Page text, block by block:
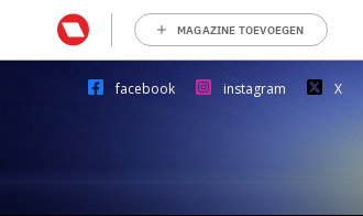
MAGAZINE TOEVOEGEN
facebook instagram X